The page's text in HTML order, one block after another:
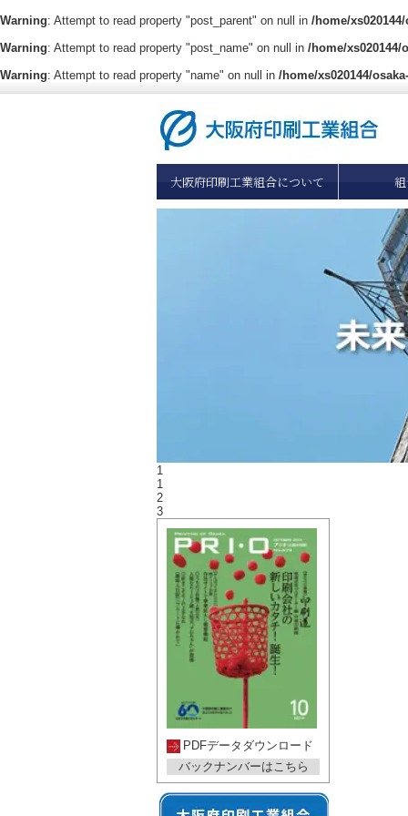
Warning: Attempt to read property "post_parent" on null in /home/
Warning: Attempt to read property "post_name" on null in /home/
Warning: Attempt to read property "name" on null in /home/xs020144/
大阪府印刷工業組合について
1
1
2
3
PDFデータダウンロード
バックナンバーはこちら